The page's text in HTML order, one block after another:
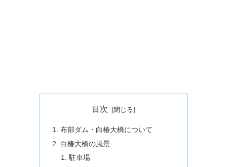
目次
布部ダム・白椿大橋について
白椿大橋の風景
駐車場